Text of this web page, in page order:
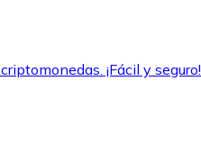
¡Fácil y seguro!